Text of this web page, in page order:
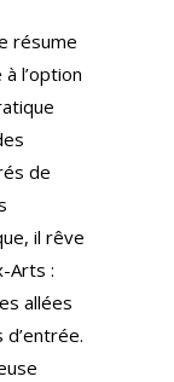
résume
l’option
de
il rêve
Arts :
allées
d’entrée.